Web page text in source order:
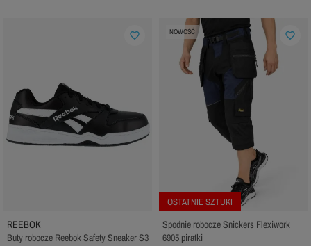
REEBOK
Buty robocze Reebok Safety Sneaker S3
favorite_border NOWOŚĆ
OSTATNIE SZTUKI
Spodnie robocze Snickers Flexiwork
6905 piratki
favorite_border